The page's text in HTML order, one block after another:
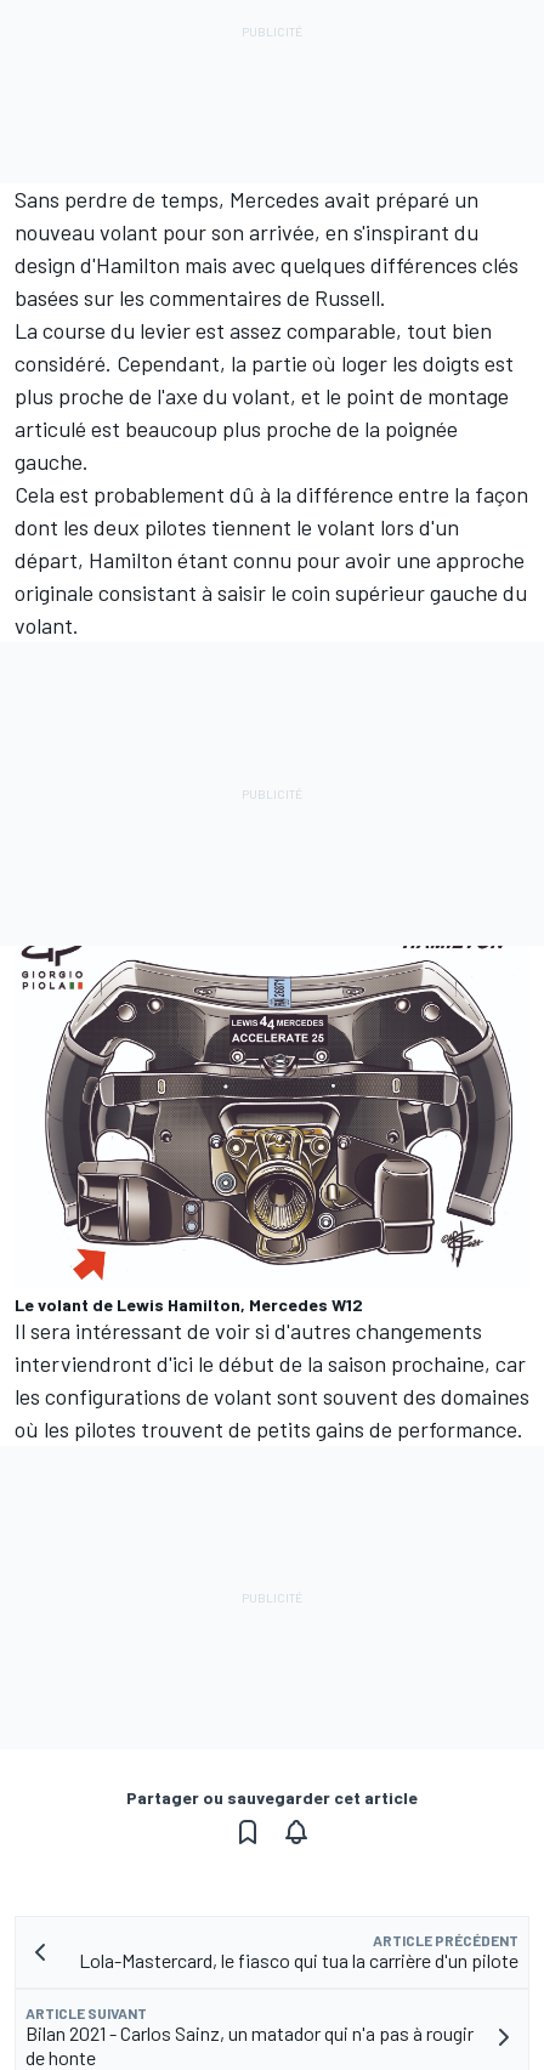
Sans perdre de temps, Mercedes avait préparé un
nouveau volant pour son arrivée, en s'inspirant du
design d'Hamilton mais avec quelques différences clés
basées sur les commentaires de Russell.
La course du levier est assez comparable, tout bien
considéré. Cependant, la partie où loger les doigts est
plus proche de l'axe du volant, et le point de montage
articulé est beaucoup plus proche de la poignée
gauche.
Cela est probablement dû à la différence entre la façon
dont les deux pilotes tiennent le volant lors d'un
départ, Hamilton étant connu pour avoir une approche
originale consistant à saisir le coin supérieur gauche du
volant.
Le volant de Lewis Hamilton, Mercedes W12
Il sera intéressant de voir si d'autres changements
interviendront d'ici le début de la saison prochaine, car
les configurations de volant sont souvent des domaines
où les pilotes trouvent de petits gains de performance.
Partager ou sauvegarder cet article
ARTICLE PRÉCÉDENT
Lola-Mastercard, le fiasco qui tua la carrière d'un pilote
ARTICLE SUIVANT
Bilan 2021 - Carlos Sainz, un matador qui n'a pas à rougir
de honte